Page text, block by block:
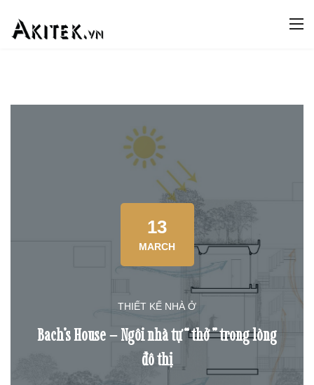
13
MARCH
THIẾT KẾ NHÀ Ở
Bach’s House – Ngôi nhà tự “ thở ” trong lòng
đô thị